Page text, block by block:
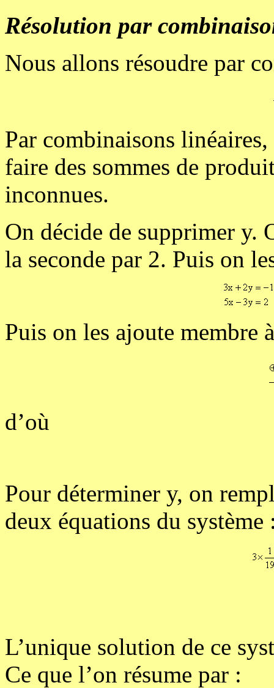
Résolution par
Nous allons résoudre par
Par combinaisons
faire des sommes de
inconnues.
On décide de supprimer y.
la seconde par 2. Puis on
Puis on les ajoute membre
d’où
Pour déterminer y, on
deux équations du
L’unique solution de ce
Ce que l’on résume par :